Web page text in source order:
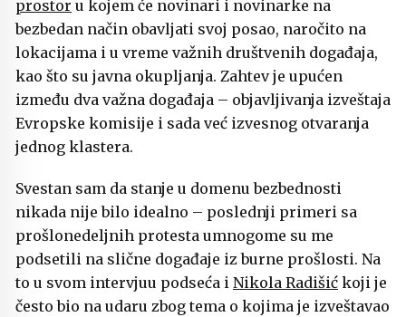
prostor u kojem će novinari i novinarke na
bezbedan način obavljati svoj posao, naročito na
lokacijama i u vreme važnih društvenih događaja,
kao što su javna okupljanja. Zahtev je upućen
između dva važna događaja – objavljivanja izveštaja
Evropske komisije i sada već izvesnog otvaranja
jednog klastera.
Svestan sam da stanje u domenu bezbednosti
nikada nije bilo idealno – poslednji primeri sa
prošlonedeljnih protesta umnogome su me
podsetili na slične događaje iz burne prošlosti. Na
to u svom intervjuu podseća i Nikola Radišić koji je
često bio na udaru zbog tema o kojima je izveštavao